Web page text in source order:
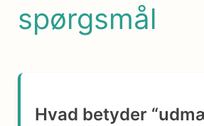
spørgsmål
Hvad betyder